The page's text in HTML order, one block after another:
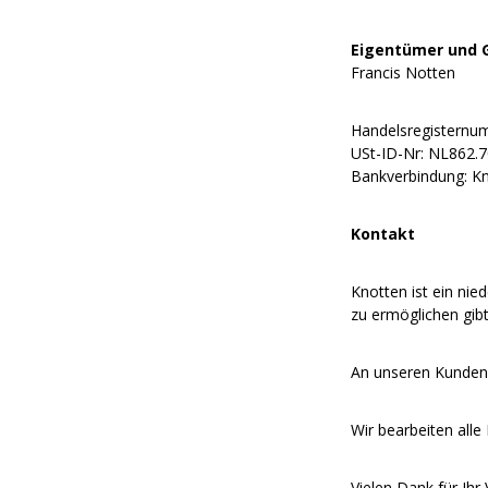
Eigentümer und
Francis Notten
USt-ID-Nr:
Bankverbindung:
Kontakt
Knotten ist ein
zu ermöglichen
An unseren
Wir bearbeiten alle